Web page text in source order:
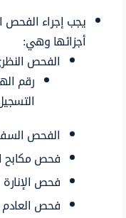
يجب إجراء الفحص
أجزائها وهي:
الفحص
رقم
الفحص
فحص مكابح
فحص الإنارة
فحص العادم